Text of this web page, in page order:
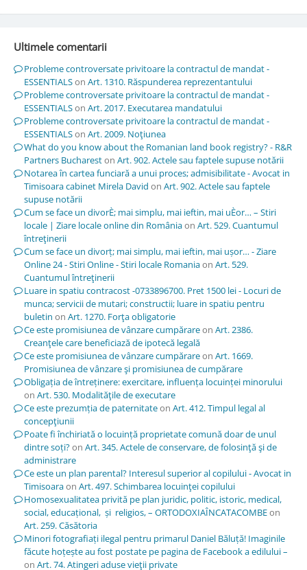
Ultimele comentarii
Probleme controversate privitoare la contractul de mandat -
ESSENTIALSon Art. 1310. Răspunderea reprezentantului
Probleme controversate privitoare la contractul de mandat -
ESSENTIALSon Art. 2017. Executarea mandatului
Probleme controversate privitoare la contractul de mandat -
ESSENTIALSon Art. 2009. Noţiunea
What do you know about the Romanian land book registry? - R&R
Partners Buchareston Art. 902. Actele sau faptele supuse notării
Notarea în cartea funciară a unui proces; admisibilitate - Avocat in
Timisoara cabinet Mirela David on Art. 902. Actele sau faptele
supuse notării
Cum se face un divorÈ; mai simplu, mai ieftin, mai uÈor… – Stiri
locale | Ziare locale online din Româniaon Art. 529. Cuantumul
întreţinerii
Cum se face un divorț; mai simplu, mai ieftin, mai ușor… - Ziare
Online 24 - Stiri Online - Stiri locale Romaniaon Art. 529.
Cuantumul întreţinerii
Luare in spatiu contracost -0733896700. Pret 1500 lei - Locuri de
munca; servicii de mutari; constructii; luare in spatiu pentru
buletin on Art. 1270. Forţa obligatorie
Ce este promisiunea de vânzare cumpărareon Art. 2386.
Creanţele care beneficiază de ipotecă legală
Ce este promisiunea de vânzare cumpărareon Art. 1669.
Promisiunea de vânzare şi promisiunea de cumpărare
Obligația de întreținere: exercitare, influența locuinței minorului
on Art. 530. Modalităţile de executare
Ce este prezumția de paternitateon Art. 412. Timpul legal al
concepţiunii
Poate fi închiriată o locuință proprietate comună doar de unul
dintre soți?on Art. 345. Actele de conservare, de folosinţă şi de
administrare
Ce este un plan parental? Interesul superior al copilului - Avocat in
Timisoaraon Art. 497. Schimbarea locuinţei copilului
Homosexualitatea privită pe plan juridic, politic, istoric, medical,
social, educațional, și religios, – ORTODOXIAÎNCATACOMBEon
Art. 259. Căsătoria
Minori fotografiați ilegal pentru primarul Daniel Băluță! Imaginile
făcute hoțește au fost postate pe pagina de Facebook a edilului –
on Art. 74. Atingeri aduse vieţii private